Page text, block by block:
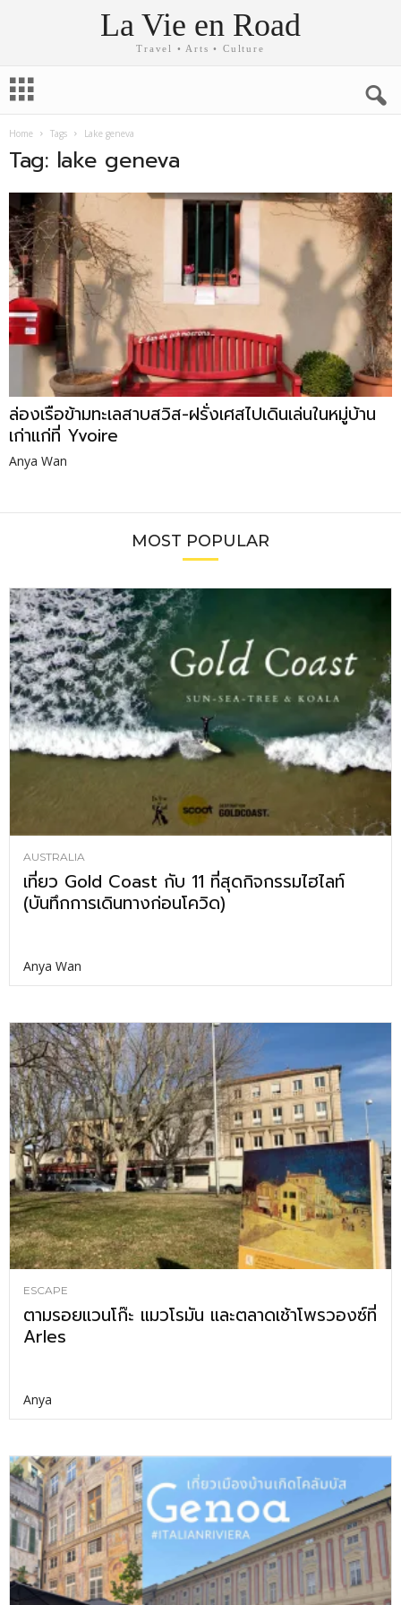
La Vie en Road
Travel • Arts • Culture
Home Tags Lake geneva
Tag: lake geneva
ล่องเรือข้ามทะเลสาบสวิส-ฝรั่งเศสไปเดินเล่นในหมู่บ้าน
เก่าแก่ที่ Yvoire
Anya Wan
MOST POPULAR
AUSTRALIA
เที่ยว Gold Coast กับ 11 ที่สุดกิจกรรมไฮไลท์
(บันทึกการเดินทางก่อนโควิด)
Anya Wan
ESCAPE
ตามรอยแวนโก๊ะ แมวโรมัน และตลาดเช้าโพรวองซ์ที่
Arles
Anya